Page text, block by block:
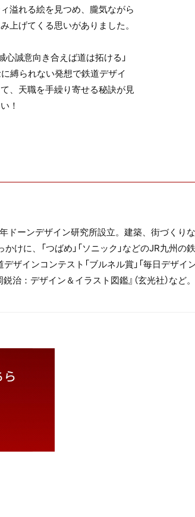
溢れる絵を見つめ、朧気ながら
上げてくる思いがありました。
心誠意向き合えば道は拓ける」
縛られない発想で鉄道デザイ
、天職を手繰り寄せる秘訣が見
！
ーンデザイン研究所設立。建築、街づくり
に、「つばめ」「ソニック」などのJR九州の
インコンテスト「ブルネル賞」「毎日デザイン
治：デザイン＆イラスト図鑑』（玄光社）など。